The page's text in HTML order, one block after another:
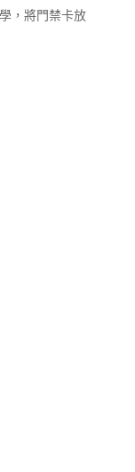
，將門禁卡放